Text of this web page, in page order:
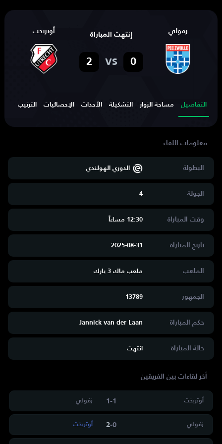
زفولي إنتهت المباراة
0
vs
2
أوتريخت
التفاصيل مساحة الزوار التشكيلة الأحداث الإحصائيات الترتيب
البطولة الدوري الهولندي
الجولة 4
وقت المباراة 12:30 مساءاََ
تاريخ المباراة 2025-08-31
الملعب ملعب ماك 3 بارك
الجمهور 13789
حكم المباراة Jannick van der Laan
حالة المباراة انتهت
أخر لقاءات بين الفريقين
أوتريخت 1
-
1 زفولي
زفولي 0
-
2 أوتريخت